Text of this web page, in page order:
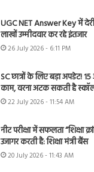
UGC NET Answer Key में
लाखों उम्मीदवार कर रहे इंतजार
26 July 2026 - 6:11 PM
SC छात्रों के लिए बड़ा अपडेट!
काम, वरना अटक सकती है
22 July 2026 - 11:54 AM
नीट परीक्षा में सफलता “शिक्षा
उजागर करती है: शिक्षा मंत्री बैंस
20 July 2026 - 11:43 AM